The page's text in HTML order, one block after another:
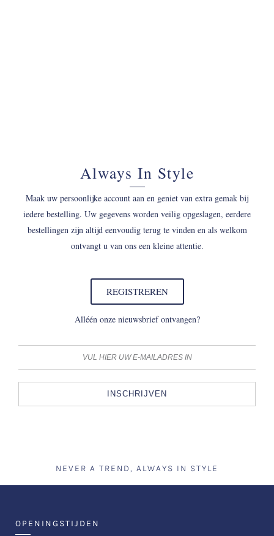
Always In Style
Maak uw persoonlijke account aan en geniet van extra gemak bij
iedere bestelling. Uw gegevens worden veilig opgeslagen, eerdere
bestellingen zijn altijd eenvoudig terug te vinden en als welkom
ontvangt u van ons een kleine attentie.
REGISTREREN
Alléén onze nieuwsbrief ontvangen?
INSCHRIJVEN
NEVER A TREND, ALWAYS IN STYLE
OPENINGSTIJDEN